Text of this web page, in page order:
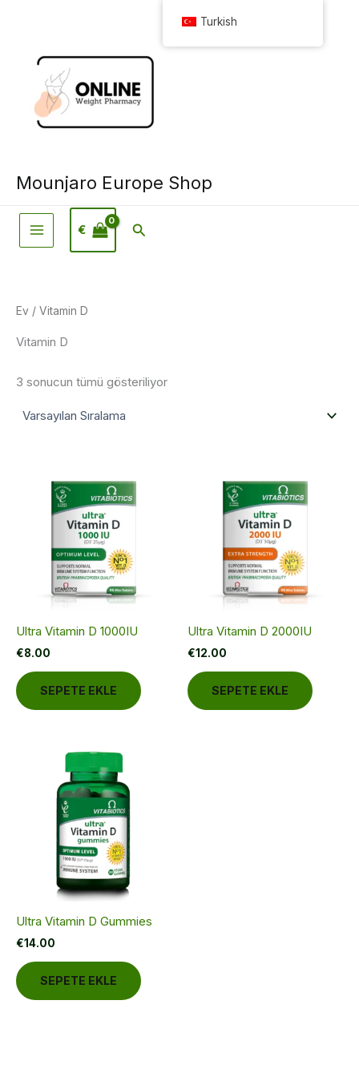
Mounjaro Europe Shop
€ Arama
Ev / Vitamin D
Vitamin D
3 sonucun tümü gösteriliyor
Ultra Vitamin D 1000IU
€8.00
SEPETE EKLE
Ultra Vitamin D 2000IU
€12.00
SEPETE EKLE
Ultra Vitamin D Gummies
€14.00
SEPETE EKLE
Turkish